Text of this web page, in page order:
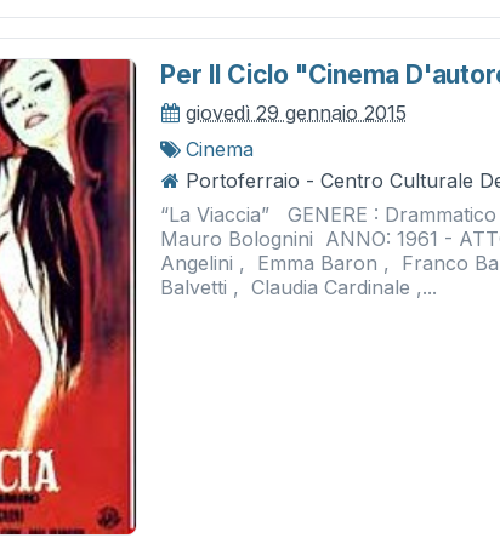
Per Il Ciclo "cinema
giovedì 29 gennaio 2015
Cinema
Portoferraio - Centro Culturale
“La Viaccia” GENERE :
Mauro Bolognini ANNO: 1961 -
Angelini , Emma Baron , Franco
Balvetti , Claudia Cardinale ,...